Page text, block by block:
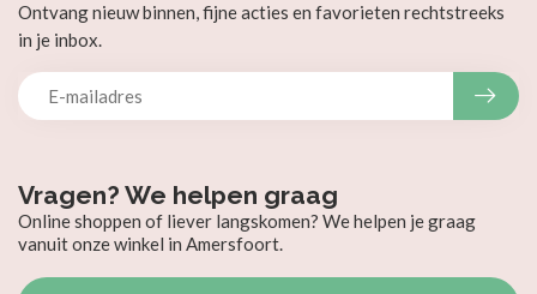
Vragen? We helpen graag
Online shoppen of liever langskomen? We helpen je graag
vanuit onze winkel in Amersfoort.
Ontvang nieuw binnen, fijne acties en favorieten rechtstreeks
in je inbox.